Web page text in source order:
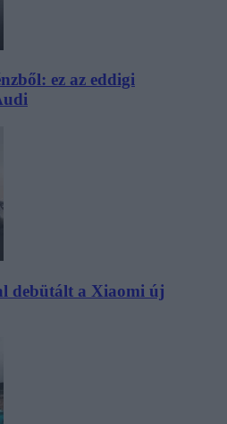
ez az eddigi
debütált a Xiaomi új